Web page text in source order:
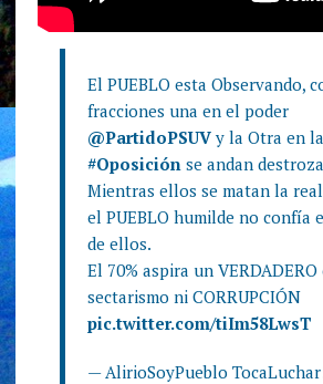
El PUEBLO esta Observando,
fracciones una en el poder
@PartidoPSUVy la Otra en la
#Oposición se andan
Mientras ellos se matan la
el PUEBLO humilde no confía
de ellos.
El 70% aspira un
sectarismo ni CORRUPCIÓN
pic.twitter.com/tiIm58LwsT
— AlirioSoyPueblo